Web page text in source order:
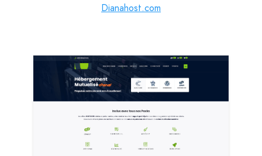
Dianahost.com